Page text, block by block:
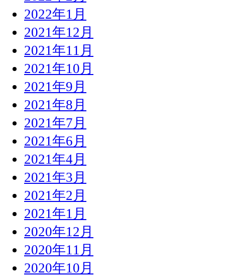
2022年1月
2021年12月
2021年11月
2021年10月
2021年9月
2021年8月
2021年7月
2021年6月
2021年4月
2021年3月
2021年2月
2021年1月
2020年12月
2020年11月
2020年10月